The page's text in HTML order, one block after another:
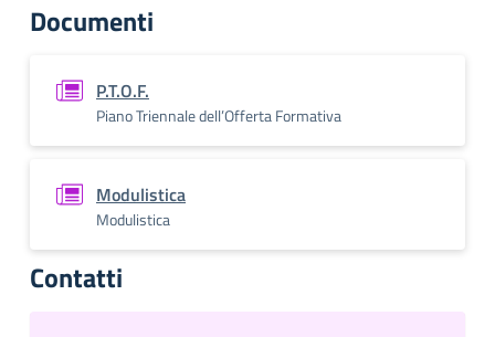
Documenti
P.T.O.F.
Piano Triennale dell’Offerta Formativa
Modulistica
Modulistica
Contatti